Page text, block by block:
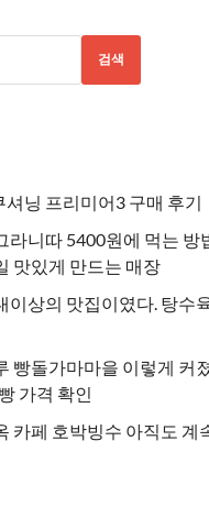
검색
닝 프리미어3 구매 후기
라니따 5400원에 먹는 방
맛있게 만드는 매장
이상의 맛집이였다. 탕수
빵돌가마마을 이렇게 커
가격 확인
카페 호박빙수 아직도 계